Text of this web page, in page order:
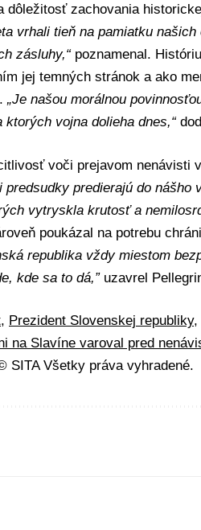
dôležitosť zachovania
vrhali tieň na pamiatku
zásluhy,“poznamenal.
jej temných stránok a ako
„Je našou morálnou
vojna dolieha dnes,“
voči prejavom nenávisti
predierajú do nášho
vytryskla krutosť a
poukázal na potrebu
republika vždy miestom
kde sa to dá,”uzavrel
, Prezident Slovenskej republiky,
na Slavíne varoval pred
SITA Všetky práva vyhradené.